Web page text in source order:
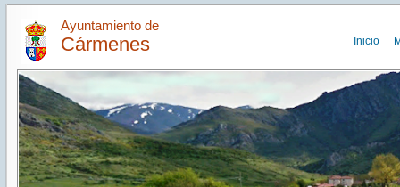
Ayuntamiento de
Cármenes Inicio